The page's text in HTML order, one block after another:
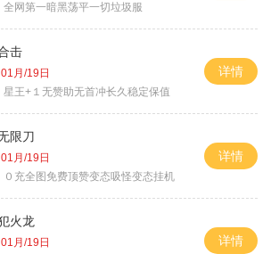
全网第一暗黑荡平一切垃圾服
击
01月/19日
星王+１无赞助无首冲长久稳定保值
详情
限刀
01月/19日
０充全图免费顶赞变态吸怪变态挂机
详情
火龙
01月/19日
详情